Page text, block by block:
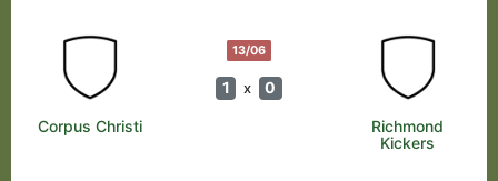
13/06
1 x 0
Corpus Christi
Richmond
Kickers